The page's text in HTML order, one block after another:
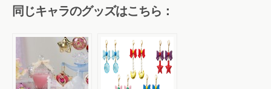
同じキャラのグッズはこちら：